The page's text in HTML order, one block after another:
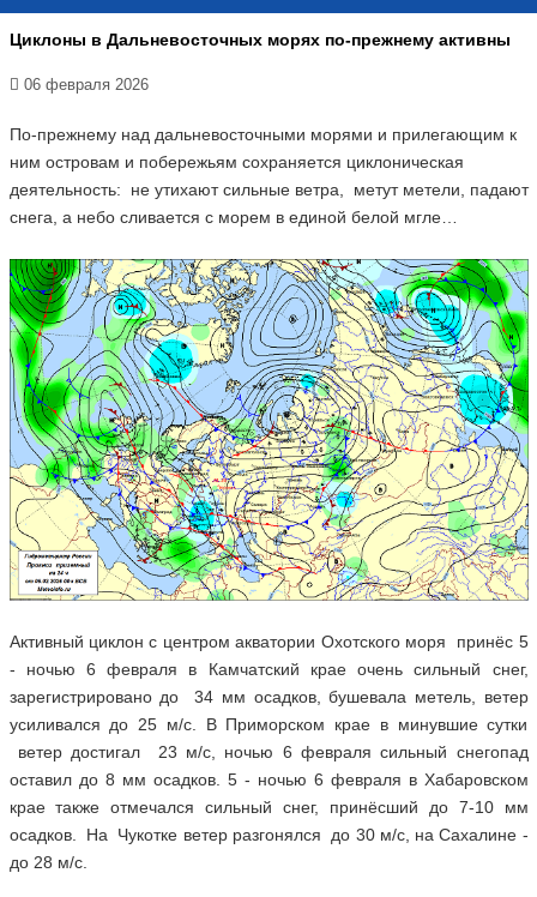
Циклоны в Дальневосточных морях по-прежнему активны
06 февраля 2026
По-прежнему над дальневосточными морями и прилегающим к
ним островам и побережьям сохраняется циклоническая
деятельность: не утихают сильные ветра, метут метели, падают
снега, а небо сливается с морем в единой белой мгле…
Активный циклон с центром акватории Охотского моря принёс 5
- ночью 6 февраля в Камчатский крае очень сильный снег,
зарегистрировано до 34 мм осадков, бушевала метель, ветер
усиливался до 25 м/с. В Приморском крае в минувшие сутки
ветер достигал 23 м/с, ночью 6 февраля сильный снегопад
оставил до 8 мм осадков. 5 - ночью 6 февраля в Хабаровском
крае также отмечался сильный снег, принёсший до 7-10 мм
осадков. На Чукотке ветер разгонялся до 30 м/с, на Сахалине -
до 28 м/с.